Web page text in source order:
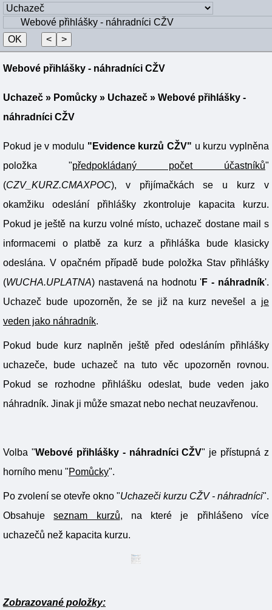
Webové přihlášky - náhradníci CŽV
Uchazeč » Pomůcky » Uchazeč » Webové přihlášky -
náhradníci CŽV
Pokud je v modulu "Evidence kurzů CŽV" u kurzu vyplněna
položka "předpokládaný počet účastníků"
(CZV_KURZ.CMAXPOC), v přijímačkách se u kurz v
okamžiku odeslání přihlášky zkontroluje kapacita kurzu.
Pokud je ještě na kurzu volné místo, uchazeč dostane mail s
informacemi o platbě za kurz a přihláška bude klasicky
odeslána. V opačném případě bude položka Stav přihlášky
(WUCHA.UPLATNA) nastavená na hodnotu 'F - náhradník'.
Uchazeč bude upozorněn, že se již na kurz nevešel a je
veden jako náhradník.
Pokud bude kurz naplněn ještě před odesláním přihlášky
uchazeče, bude uchazeč na tuto věc upozorněn rovnou.
Pokud se rozhodne přihlášku odeslat, bude veden jako
náhradník. Jinak ji může smazat nebo nechat neuzavřenou.
Volba "Webové přihlášky - náhradníci CŽV" je přístupná z
horního menu "Pomůcky".
Po zvolení se otevře okno "Uchazeči kurzu CŽV - náhradníci".
Obsahujeseznam kurzů, na které je přihlášeno více
uchazečů než kapacita kurzu.
Zobrazované položky: